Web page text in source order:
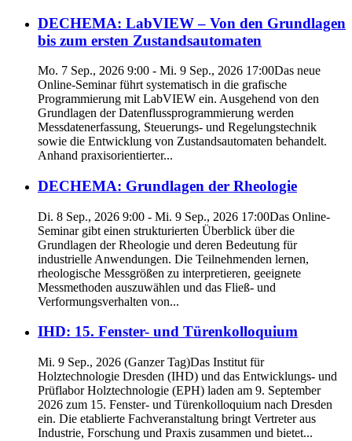
DECHEMA: LabVIEW – Von den Grundlagen
bis zum ersten Zustandsautomaten
Mo. 7 Sep., 2026 9:00 - Mi. 9 Sep., 2026 17:00Das neue
Online-Seminar führt systematisch in die grafische
Programmierung mit LabVIEW ein. Ausgehend von den
Grundlagen der Datenflussprogrammierung werden
Messdatenerfassung, Steuerungs- und Regelungstechnik
sowie die Entwicklung von Zustandsautomaten behandelt.
Anhand praxisorientierter...
DECHEMA: Grundlagen der Rheologie
Di. 8 Sep., 2026 9:00 - Mi. 9 Sep., 2026 17:00Das Online-
Seminar gibt einen strukturierten Überblick über die
Grundlagen der Rheologie und deren Bedeutung für
industrielle Anwendungen. Die Teilnehmenden lernen,
rheologische Messgrößen zu interpretieren, geeignete
Messmethoden auszuwählen und das Fließ- und
Verformungsverhalten von...
IHD: 15. Fenster- und Türenkolloquium
Mi. 9 Sep., 2026 (Ganzer Tag)Das Institut für
Holztechnologie Dresden (IHD) und das Entwicklungs- und
Prüflabor Holztechnologie (EPH) laden am 9. September
2026 zum 15. Fenster- und Türenkolloquium nach Dresden
ein. Die etablierte Fachveranstaltung bringt Vertreter aus
Industrie, Forschung und Praxis zusammen und bietet...